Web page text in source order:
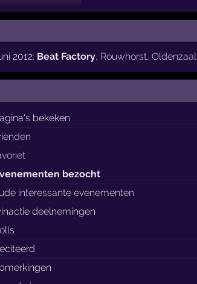
2012: Beat Factory, Rouwhorst, Oldenzaal
bekeken
bezocht
interessante evenementen
deelnemingen